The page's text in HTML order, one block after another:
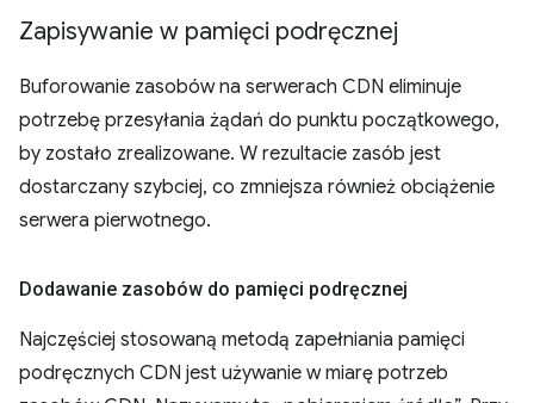
Zapisywanie w pamięci podręcznej
Buforowanie zasobów na serwerach CDN eliminuje
potrzebę przesyłania żądań do punktu początkowego,
by zostało zrealizowane. W rezultacie zasób jest
dostarczany szybciej, co zmniejsza również obciążenie
serwera pierwotnego.
Dodawanie zasobów do pamięci podręcznej
Najczęściej stosowaną metodą zapełniania pamięci
podręcznych CDN jest używanie w miarę potrzeb